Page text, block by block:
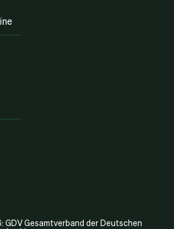
Gesamtverband der Deutschen